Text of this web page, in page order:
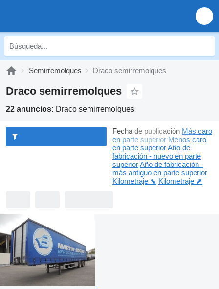
Semirremolques Draco semirremolques
Draco semirremolques
22 anuncios: Draco semirremolques
Fecha de publicación Más caro
en parte superior Menos caro
en parte superiorAño de
fabricación - nuevo en parte
superiorAño de fabricación -
más antiguo en parte superior
Kilometraje ⬊ Kilometraje ⬈